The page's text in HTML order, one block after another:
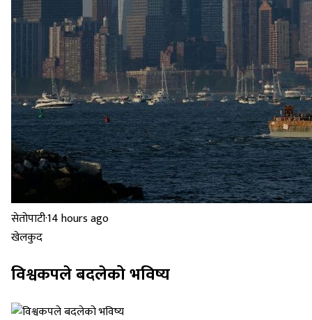
सेतोपाटी·14 hours ago
खेलकुद
विश्वकपले बदलेको भविष्य